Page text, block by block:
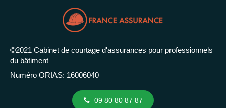
©2021 Cabinet de courtage d'assurances pour professionnels
du bâtiment
Numéro ORIAS: 16006040
09 80 80 87 87